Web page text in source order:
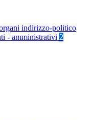
indirizzo-politico
- amministrativi 2